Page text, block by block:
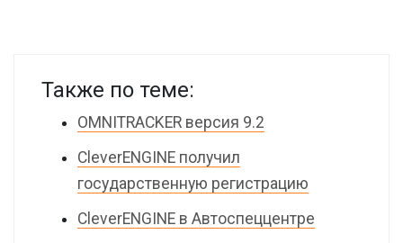
Также по теме:
OMNITRACKER версия 9.2
CleverENGINE получил
государственную регистрацию
CleverENGINE в Автоспеццентре